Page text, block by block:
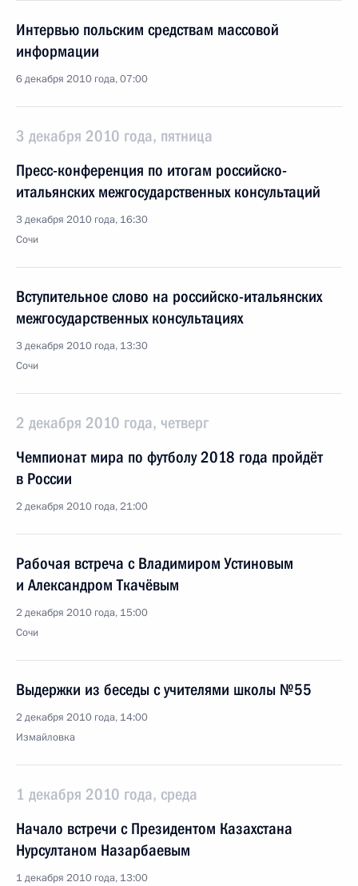
Интервью польским средствам массовой
информации
6 декабря 2010 года, 07:00
3 декабря 2010 года, пятница
Пресс-конференция по итогам российско-
итальянских межгосударственных консультаций
3 декабря 2010 года, 16:30
Сочи
Вступительное слово на российско-итальянских
межгосударственных консультациях
3 декабря 2010 года, 13:30
Сочи
2 декабря 2010 года, четверг
Чемпионат мира по футболу 2018 года пройдёт
в России
2 декабря 2010 года, 21:00
Рабочая встреча с Владимиром Устиновым
и Александром Ткачёвым
2 декабря 2010 года, 15:00
Сочи
Выдержки из беседы с учителями школы №55
2 декабря 2010 года, 14:00
Измайловка
1 декабря 2010 года, среда
Начало встречи с Президентом Казахстана
Нурсултаном Назарбаевым
1 декабря 2010 года, 13:00